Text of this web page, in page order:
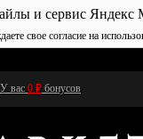
и сервис Яндекс
свое согласие на
У вас 0 ₽ бонусов